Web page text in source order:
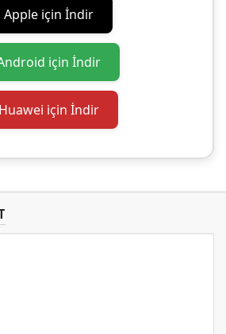
Apple için İndir
için İndir
Huawei için İndir